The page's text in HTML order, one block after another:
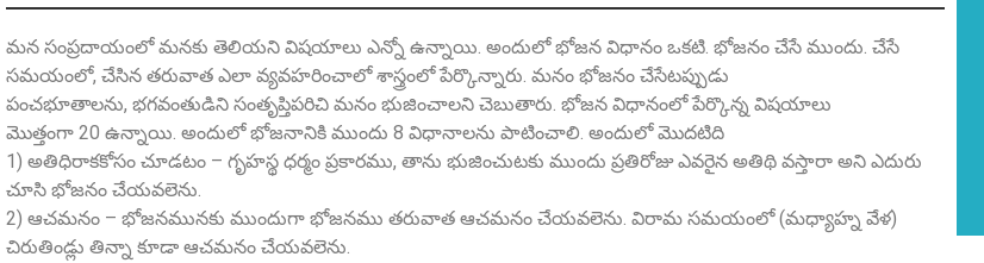
మన సంప్రదాయంలో మనకు తెలియని విషయాలు ఎన్నో ఉన్నాయి. అందులో భోజన విధానం ఒకటి. భోజనం చేసే ముందు. చేసే
సమయంలో, చేసిన తరువాత ఎలా వ్యవహరించాలో శాస్త్రంలో పేర్కొన్నారు. మనం భోజనం చేసేటప్పుడు
పంచభూతాలను, భగవంతుడిని సంతృప్తిపరిచి మనం భుజించాలని చెబుతారు. భోజన విధానంలో పేర్కొన్న విషయాలు
మొత్తంగా 20 ఉన్నాయి. అందులో భోజనానికి ముందు 8 విధానాలను పాటించాలి. అందులో మొదటిది
1) అతిధిరాకకోసం చూడటం – గృహస్థ ధర్మం ప్రకారము, తాను భుజించుటకు ముందు ప్రతిరోజు ఎవరైన అతిథి వస్తారా అని ఎదురు
చూసి భోజనం చేయవలెను.
2) ఆచమనం – భోజనమునకు ముందుగా భోజనము తరువాత ఆచమనం చేయవలెను. విరామ సమయంలో (మధ్యాహ్న వేళ)
చిరుతిండ్లు తిన్నా కూడా ఆచమనం చేయవలెను.